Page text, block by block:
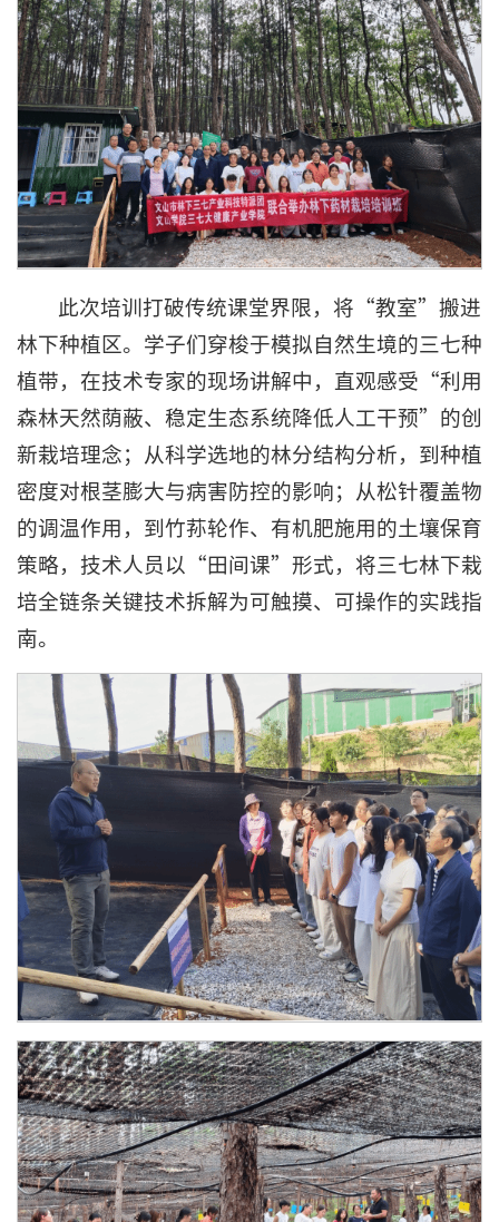
此次培训打破传统课堂界限，将“教室”搬进
林下种植区。学子们穿梭于模拟自然生境的三七种
植带，在技术专家的现场讲解中，直观感受“利用
森林天然荫蔽、稳定生态系统降低人工干预”的创
新栽培理念；从科学选地的林分结构分析，到种植
密度对根茎膨大与病害防控的影响；从松针覆盖物
的调温作用，到竹荪轮作、有机肥施用的土壤保育
策略，技术人员以“田间课”形式，将三七林下栽
培全链条关键技术拆解为可触摸、可操作的实践指
南。